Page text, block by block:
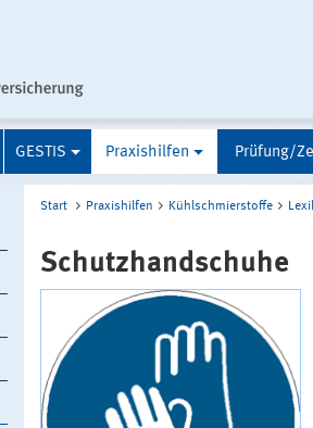
GESTIS Praxishilfen Prüfung/
Start Praxishilfen Kühlschmierstoffe
Schutzhandschuhe